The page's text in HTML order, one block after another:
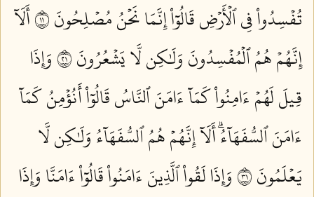
تُفۡسِدُواْ فِي ٱلۡأَرۡضِ قَالُوٓاْ إِنَّمَا نَحۡنُ مُصۡلِحُونَ ١١
أَلَآ
إِنَّهُمۡ هُمُ ٱلۡمُفۡسِدُونَ وَلَٰكِن لَّا يَشۡعُرُونَ ١٢
وَإِذَا
قِيلَ لَهُمۡ ءَامِنُواْ كَمَآ ءَامَنَ ٱلنَّاسُ قَالُوٓاْ أَنُؤۡمِنُ كَمَآ
ءَامَنَ ٱلسُّفَهَآءُۗ أَلَآ إِنَّهُمۡ هُمُ ٱلسُّفَهَآءُ وَلَٰكِن لَّا
يَعۡلَمُونَ ١٣
وَإِذَا لَقُواْ ٱلَّذِينَ ءَامَنُواْ قَالُوٓاْ ءَامَنَّا وَإِذَا